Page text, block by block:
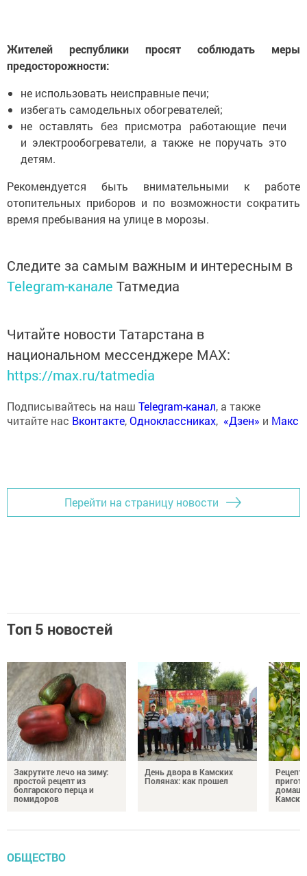
Жителей республики просят соблюдать меры
предосторожности:
не использовать неисправные печи;
избегать самодельных обогревателей;
не оставлять без присмотра работающие печи
и электрообогреватели, а также не поручать это
детям.
Рекомендуется быть внимательными к работе
отопительных приборов и по возможности сократить
время пребывания на улице в морозы.
Следите за самым важным и интересным в
Telegram-канале Татмедиа
Читайте новости Татарстана в
национальном мессенджере MАХ:
https://max.ru/tatmedia
Подписывайтесь на наш Telegram-канал, а также
читайте нас Вконтакте,Одноклассниках, «Дзен» и Макс
Перейти на страницу новости
Топ 5 новостей
Закрутите лечо на зиму:
простой рецепт из
болгарского перца и
помидоров
День двора в Камских
Полянах: как прошел
ОБЩЕСТВО